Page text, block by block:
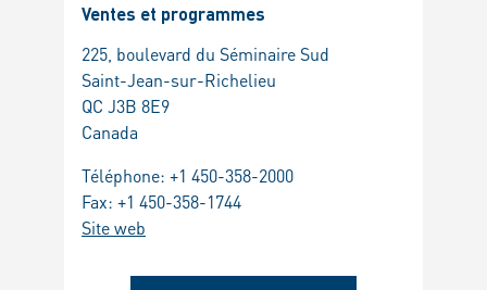
Ventes et programmes
225, boulevard du Séminaire Sud
Saint-Jean-sur-Richelieu
QC J3B 8E9
Canada
Téléphone: +1 450-358-2000
Fax: +1 450-358-1744
Site web